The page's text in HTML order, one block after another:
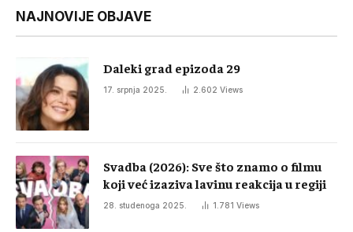
NAJNOVIJE OBJAVE
Daleki grad epizoda 29
17. srpnja 2025. 2.602 Views
Svadba (2026): Sve što znamo o filmu
koji već izaziva lavinu reakcija u regiji
28. studenoga 2025. 1.781 Views